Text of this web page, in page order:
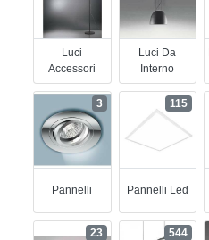
Luci
Accessori
Luci Da
Interno
Pannelli
3
Pannelli Led
115
23 544